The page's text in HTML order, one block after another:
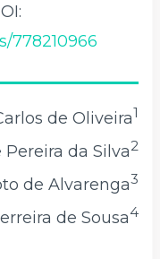
778210966
de Oliveira1
Pereira da Silva2
de Alvarenga3
de Sousa4